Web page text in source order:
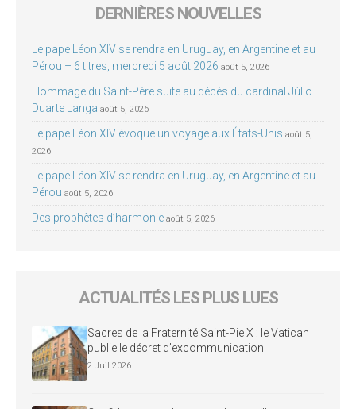
DERNIÈRES NOUVELLES
Le pape Léon XIV se rendra en Uruguay, en Argentine et au
Pérou – 6 titres, mercredi 5 août 2026 août 5, 2026
Hommage du Saint-Père suite au décès du cardinal Júlio
Duarte Langa août 5, 2026
Le pape Léon XIV évoque un voyage aux États-Unis août 5,
2026
Le pape Léon XIV se rendra en Uruguay, en Argentine et au
Pérou août 5, 2026
Des prophètes d’harmonie août 5, 2026
ACTUALITÉS LES PLUS LUES
Sacres de la Fraternité Saint-Pie X : le Vatican
publie le décret d’excommunication
2 Juil 2026